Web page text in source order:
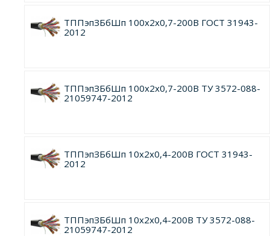
ТППэпЗБбШп 100х2х0,7-200В ГОСТ 31943-
2012
ТППэпЗБбШп 100х2х0,7-200В ТУ 3572-088-
21059747-2012
ТППэпЗБбШп 10х2х0,4-200В ГОСТ 31943-
2012
ТППэпЗБбШп 10х2х0,4-200В ТУ 3572-088-
21059747-2012